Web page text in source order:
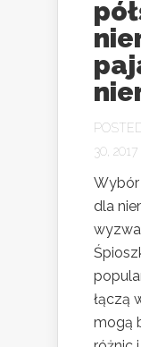
30, 2017
dla
łączą
mogą